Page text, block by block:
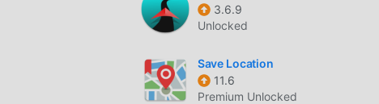
3.6.9
Unlocked
Save Location
11.6
Premium Unlocked